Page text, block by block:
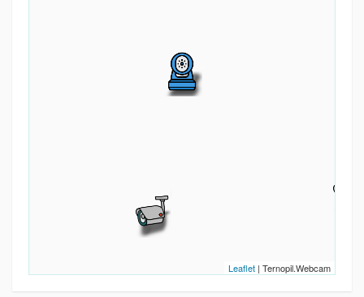
Leaflet | Ternopil.Webcam